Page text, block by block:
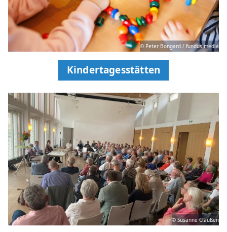
© Peter Bongard / fundus.media
Kindertagesstätten
© Susanne Claußen